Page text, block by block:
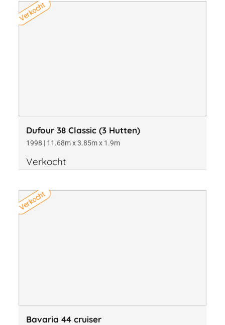
Verkocht
Dufour 38 Classic (3 Hutten)
1998 | 11.68m x 3.85m x 1.9m
Verkocht
Verkocht
Bavaria 44 cruiser